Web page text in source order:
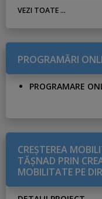
VEZI TOATE ...
PROGRAMĂRI
PROGRAMARE
CREŞTEREA
TĂŞNAD PRIN
MOBILITATE PE